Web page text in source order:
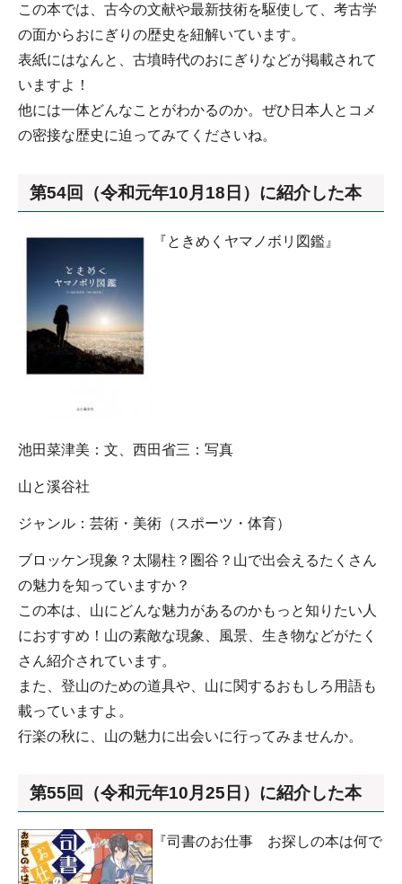
この本では、古今の文献や最新技術を駆使して、考古学
の面からおにぎりの歴史を紐解いています。
表紙にはなんと、古墳時代のおにぎりなどが掲載されて
いますよ！
他には一体どんなことがわかるのか。ぜひ日本人とコメ
の密接な歴史に迫ってみてくださいね。
第54回（令和元年10月18日）に紹介した本
『ときめくヤマノボリ図鑑』
池田菜津美：文、西田省三：写真
山と溪谷社
ジャンル：芸術・美術（スポーツ・体育）
ブロッケン現象？太陽柱？圏谷？山で出会えるたくさん
の魅力を知っていますか？
この本は、山にどんな魅力があるのかもっと知りたい人
におすすめ！山の素敵な現象、風景、生き物などがたく
さん紹介されています。
また、登山のための道具や、山に関するおもしろ用語も
載っていますよ。
行楽の秋に、山の魅力に出会いに行ってみませんか。
第55回（令和元年10月25日）に紹介した本
『司書のお仕事 お探しの本は何で